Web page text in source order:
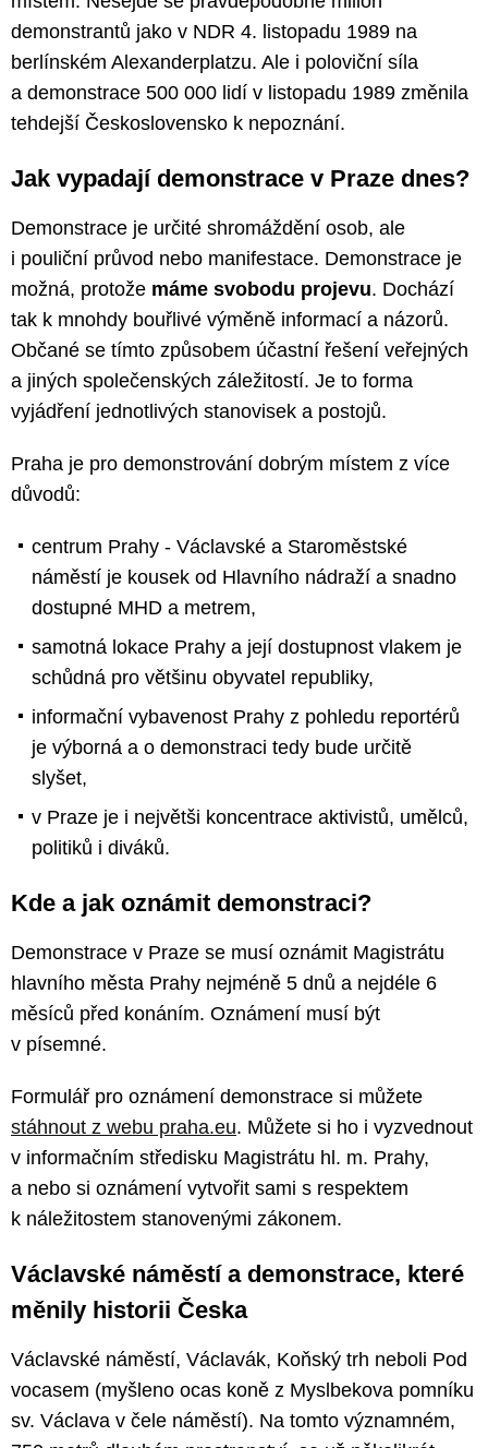
demonstrantů jako v NDR 4. listopadu 1989 na
berlínském Alexanderplatzu. Ale i poloviční síla
a demonstrace 500 000 lidí v listopadu 1989 změnila
tehdejší Československo k nepoznání.
Jak vypadají demonstrace v Praze dnes?
Demonstrace je určité shromáždění osob, ale
i pouliční průvod nebo manifestace. Demonstrace je
možná, protože máme svobodu projevu. Dochází
tak k mnohdy bouřlivé výměně informací a názorů.
Občané se tímto způsobem účastní řešení veřejných
a jiných společenských záležitostí. Je to forma
vyjádření jednotlivých stanovisek a postojů.
Praha je pro demonstrování dobrým místem z více
důvodů:
centrum Prahy - Václavské a Staroměstské
náměstí je kousek od Hlavního nádraží a snadno
dostupné MHD a metrem,
samotná lokace Prahy a její dostupnost vlakem je
schůdná pro většinu obyvatel republiky,
informační vybavenost Prahy z pohledu reportérů
je výborná a o demonstraci tedy bude určitě
slyšet,
v Praze je i největši koncentrace aktivistů, umělců,
politiků i diváků.
Kde a jak oznámit demonstraci?
Demonstrace v Praze se musí oznámit Magistrátu
hlavního města Prahy nejméně 5 dnů a nejdéle 6
měsíců před konáním. Oznámení musí být
v písemné.
Formulář pro oznámení demonstrace si můžete
stáhnout z webu praha.eu. Můžete si ho i vyzvednout
v informačním středisku Magistrátu hl. m. Prahy,
a nebo si oznámení vytvořit sami s respektem
k náležitostem stanovenými zákonem.
Václavské náměstí a demonstrace, které
měnily historii Česka
Václavské náměstí, Václavák, Koňský trh neboli Pod
vocasem (myšleno ocas koně z Myslbekova pomníku
sv. Václava v čele náměstí). Na tomto významném,